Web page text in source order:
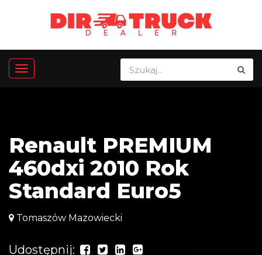
Renault PREMIUM
460dxi 2010 Rok
Standard Euro5
Tomaszów Mazowiecki
Udostępnij: